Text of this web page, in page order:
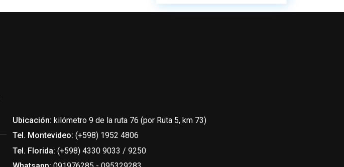
Ubicación: kilómetro 9 de la ruta 76 (por Ruta 5, km 73)
Tel. Montevideo: (+598) 1952 4806
Tel. Florida: (+598) 4330 9033 / 9250